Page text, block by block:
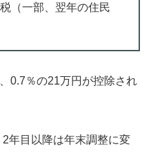
（一部、翌年の住民
0.7％の21万円が控除され
年目以降は年末調整に変